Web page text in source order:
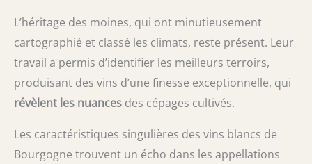
L’héritage des moines, qui ont minutieusement
cartographié et classé les climats, reste présent. Leur
travail a permis d’identifier les meilleurs terroirs,
produisant des vins d’une finesse exceptionnelle, qui
révèlent les nuances des cépages cultivés.
Les caractéristiques singulières des vins blancs de
Bourgogne trouvent un écho dans les appellations